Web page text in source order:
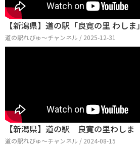
【新潟県】道の駅「良寛の里 わしま」
道の駅れびゅ〜チャンネル / 2025-12-31
【新潟県】道の駅 良寛の里わしま
道の駅れびゅ〜チャンネル / 2024-08-15